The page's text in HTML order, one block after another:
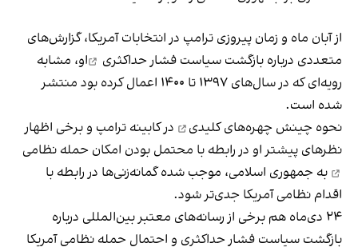
از آبان ماه و زمان پیروزی ترامپ در انتخابات آمریکا، گزارش‌های
متعددی درباره بازگشت سیاست فشار حداکثری
او، مشابه
رویه‌ای که در سال‌های ۱۳۹۷ تا ۱۴۰۰ اعمال کرده بود منتشر
شده است.
نحوه چینش چهره‌های کلیدی
در کابینه ترامپ و برخی اظهار
نظر‌های پیشتر او در رابطه با محتمل بودن امکان حمله نظامی
به جمهوری اسلامی، موجب شده گمانه‌زنی‌ها در رابطه با
اقدام نظامی آمریکا جدی‌تر شود.
۲۴ دی‌ماه هم برخی از رسانه‌های معتبر بین‌المللی درباره
بازگشت سیاست فشار حداکثری و احتمال حمله نظامی آمریکا